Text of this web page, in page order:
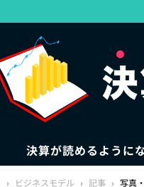
決算が読めるように
› ビジネスモデル › 記事 › 写真